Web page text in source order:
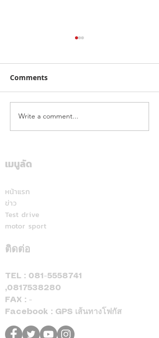
ฮุนไดขนทัพครบไลน์อัพลง
สนาม ส่งแคมเปญ
Deal On” ร่วมเชียร์ไทย
Cup™ 2026 พร้อมดีลแรง
จองและรับรถภายในวันที่
31 สิงหาคม 2569 เท่านั้น
Comments
Write a comment...
เมนูลัด
หน้าแรก
ข่าว
Test drive
motor sport
ติดต่อ
TEL : 081-5558741
,0817538280
FAX : -
Facebook : GPS เส้นทางโฟกัส